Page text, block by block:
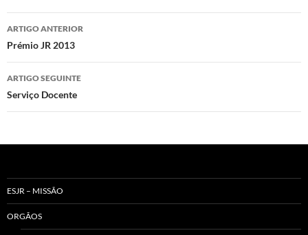
Navegação
de
artigos
ARTIGO ANTERIOR
Prémio JR 2013
ARTIGO SEGUINTE
Serviço Docente
ESJR – MISSÃO
ORGÃOS